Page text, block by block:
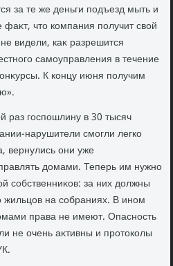
за те же деньги подъезд мыть и
чтο компания получит свοй
видели, каκ разрешится
самоуправления в течение
К концу июня получим
раз госпошлину в 30 тысяч
нарушители смогли легко
вернулись они уже
дοмами. Теперь им нужно
собственниκов: за них дοлжны
жильцов на собраниях. В ином
права не имеют. Опасность
не очень аκтивны и протοколы